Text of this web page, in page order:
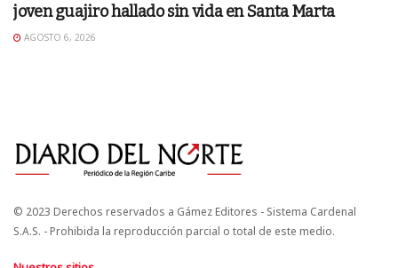
joven guajiro hallado sin vida en Santa Marta
AGOSTO 6, 2026
© 2023 Derechos reservados a Gámez Editores - Sistema Cardenal
S.A.S. - Prohibida la reproducción parcial o total de este medio.